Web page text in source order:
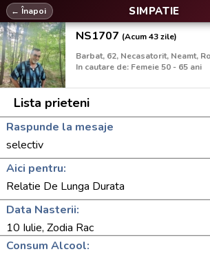
SIMPATIE
← Înapoi
NS1707 (Acum 43 zile)
Barbat, 62, Necasatorit, Neamt,
In cautare de: Femeie 50 - 65 ani
Lista prieteni
Raspunde la mesaje
selectiv
Aici pentru:
Relatie De Lunga Durata
Data Nasterii:
10 Iulie, Zodia Rac
Consum Alcool: